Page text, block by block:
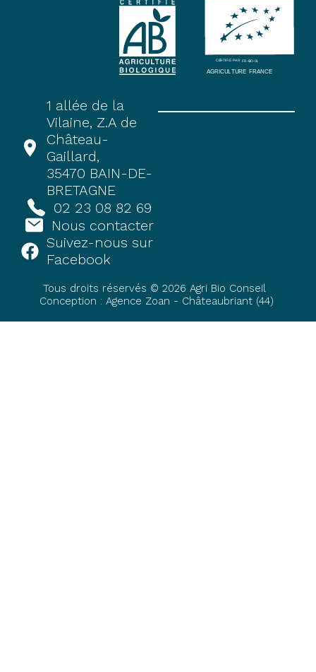
1 allée de la
Vilaine, Z.A de
Château-
Gaillard,
35470 BAIN-DE-
BRETAGNE
02 23 08 82 69
Nous contacter
Suivez-nous sur
Facebook
Tous droits réservés © 2026 Agri Bio Conseil
Conception : Agence Zoan - Châteaubriant (44)